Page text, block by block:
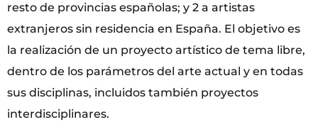
resto de provincias españolas; y 2 a artistas
extranjeros sin residencia en España. El objetivo es
la realización de un proyecto artístico de tema libre,
dentro de los parámetros del arte actual y en todas
sus disciplinas, incluidos también proyectos
interdisciplinares.